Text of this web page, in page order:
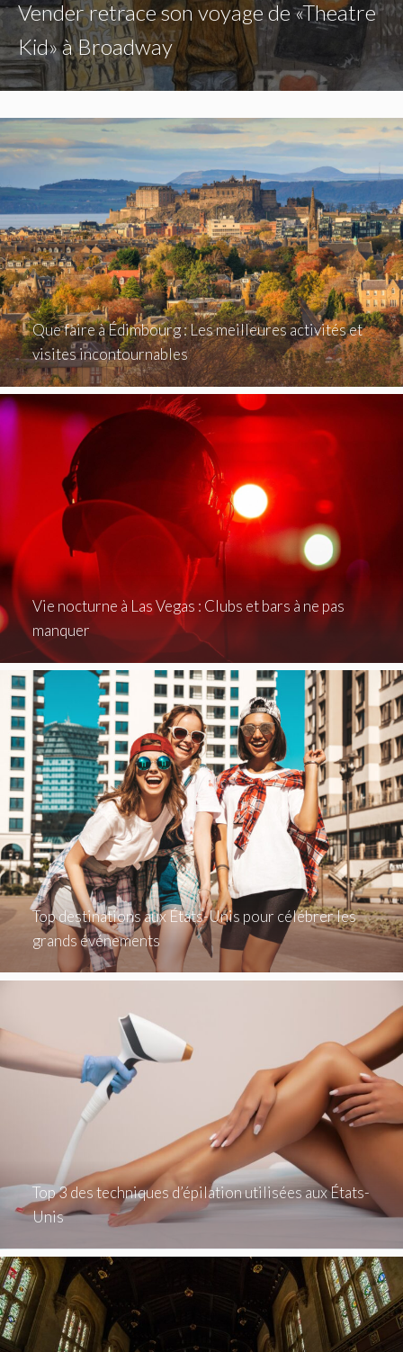
Vender retrace son voyage de «Theatre
Kid» à Broadway
Que faire à Édimbourg : Les meilleures activités et
visites incontournables
Vie nocturne à Las Vegas : Clubs et bars à ne pas
manquer
Top destinations aux États-Unis pour célébrer les
grands événements
Top 3 des techniques d’épilation utilisées aux États-
Unis